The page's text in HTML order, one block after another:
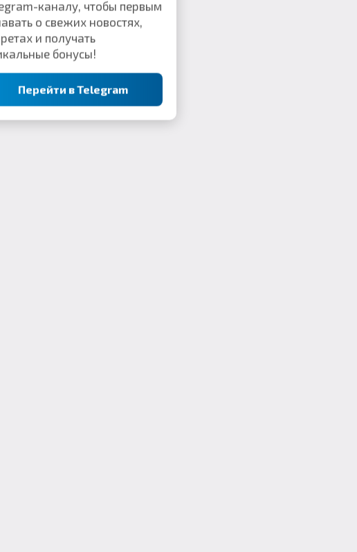
Telegram-каналу, чтобы первым
узнавать о свежих новостях,
секретах и получать
уникальные бонусы!
Перейти в Telegram